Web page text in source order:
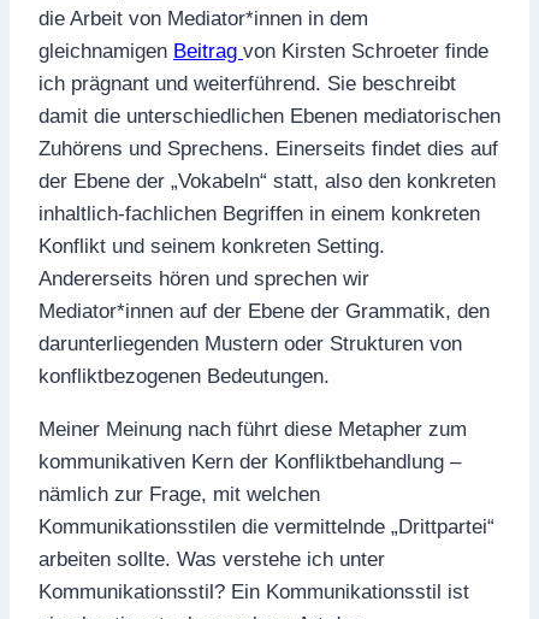
die Arbeit von Mediator*innen in dem
gleichnamigen Beitrag von Kirsten Schroeter finde
ich prägnant und weiterführend. Sie beschreibt
damit die unterschiedlichen Ebenen mediatorischen
Zuhörens und Sprechens. Einerseits findet dies auf
der Ebene der „Vokabeln“ statt, also den konkreten
inhaltlich-fachlichen Begriffen in einem konkreten
Konflikt und seinem konkreten Setting.
Andererseits hören und sprechen wir
Mediator*innen auf der Ebene der Grammatik, den
darunterliegenden Mustern oder Strukturen von
konfliktbezogenen Bedeutungen.
Meiner Meinung nach führt diese Metapher zum
kommunikativen Kern der Konfliktbehandlung –
nämlich zur Frage, mit welchen
Kommunikationsstilen die vermittelnde „Drittpartei“
arbeiten sollte. Was verstehe ich unter
Kommunikationsstil? Ein Kommunikationsstil ist